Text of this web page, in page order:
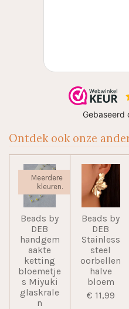
Ontdek ook onze
Meerdere
kleuren.
Beads by
DEB
handgem
aakte
ketting
bloemetje
s Miyuki
glaskrale
n
Beads by
DEB
Stainless
steel
oorbellen
halve
bloem
€ 11,99